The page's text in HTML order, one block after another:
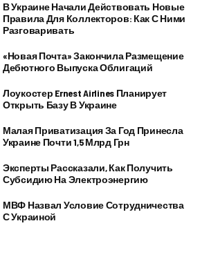
В Украине Начали Действовать Новые
Правила Для Коллекторов: Как С Ними
Разговаривать
«Новая Почта» Закончила Размещение
Дебютного Выпуска Облигаций
Лоукостер Ernest Airlines Планирует
Открыть Базу В Украине
Малая Приватизация За Год Принесла
Украине Почти 1,5 Млрд Грн
Эксперты Рассказали, Как Получить
Субсидию На Электроэнергию
МВФ Назвал Условие Сотрудничества
С Украиной